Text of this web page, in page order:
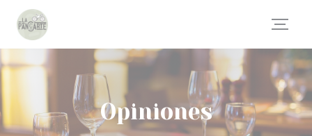
Personalización de sus opciones de cookies
Opiniones